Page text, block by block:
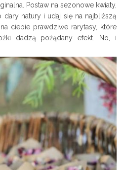
Postaw na sezonowe kwiaty,
natury i udaj się na najbliższą
ciebie prawdziwe rarytasy, które
dadzą pożądany efekt. No, i